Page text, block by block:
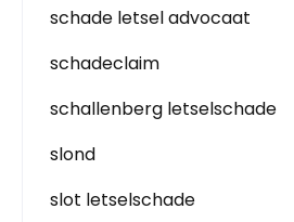
schade letsel advocaat
schadeclaim
schallenberg letselschade
slond
slot letselschade